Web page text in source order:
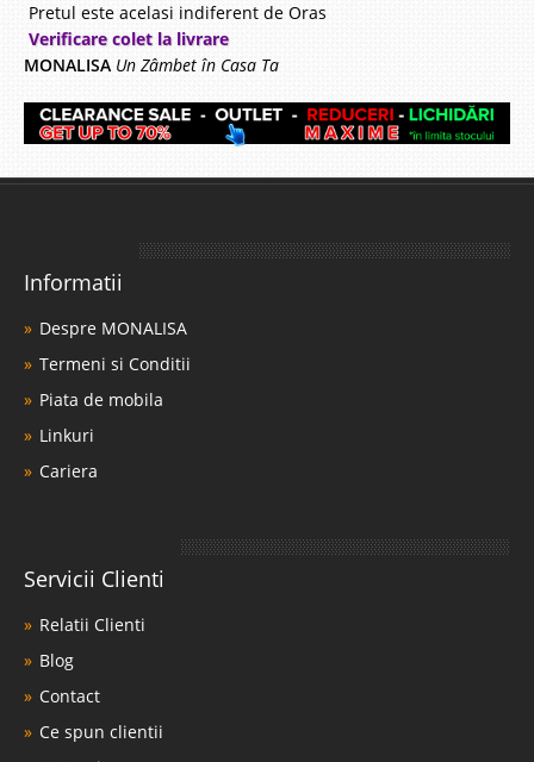
Pretul este acelasi indiferent de Oras
Verificare colet la livrare
MONALISA Un Zâmbet în Casa Ta
Informatii
Despre MONALISA
Termeni si Conditii
Piata de mobila
Linkuri
Cariera
Servicii Clienti
Relatii Clienti
Blog
Contact
Ce spun clientii